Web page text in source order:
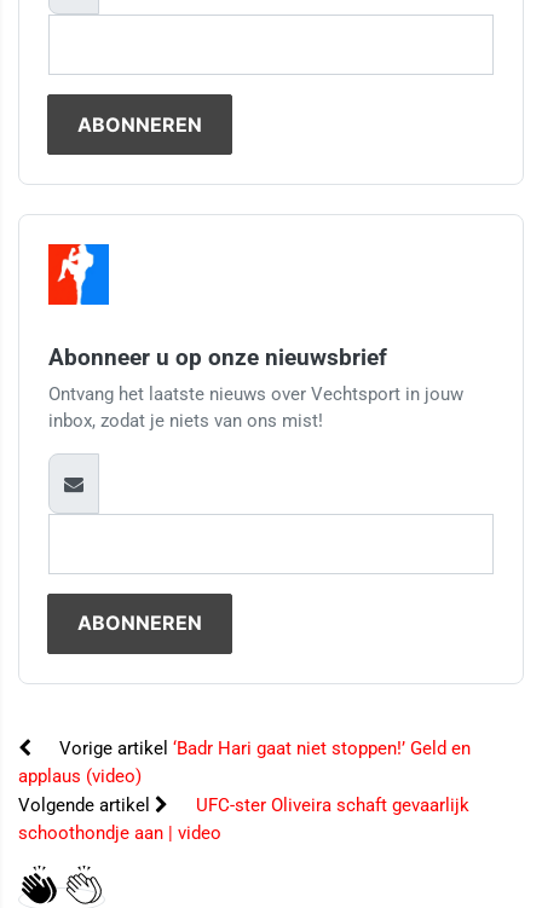
Abonneer u op onze nieuwsbrief
Ontvang het laatste nieuws over Vechtsport in jouw
inbox, zodat je niets van ons mist!
Vorige artikel ‘Badr Hari gaat niet stoppen!’ Geld en
applaus (video)
Volgende artikel
UFC-ster Oliveira schaft gevaarlijk
schoothondje aan | video